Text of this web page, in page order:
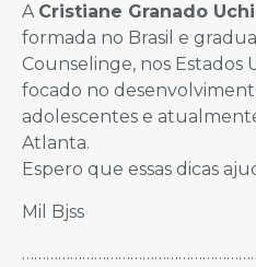
A Cristiane Granado
formada no Brasil e
Counselinge, nos Estados
focado no
adolescentes e
Atlanta.
Espero que essas dicas
Mil Bjss